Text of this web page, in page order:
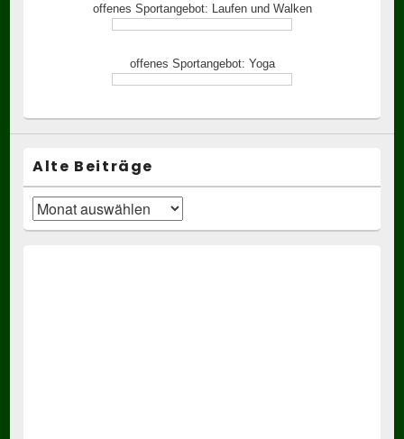
offenes Sportangebot: Laufen und Walken
offenes Sportangebot: Yoga
Alte Beiträge
Alte
Beiträge